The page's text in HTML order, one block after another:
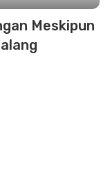
Meskipun